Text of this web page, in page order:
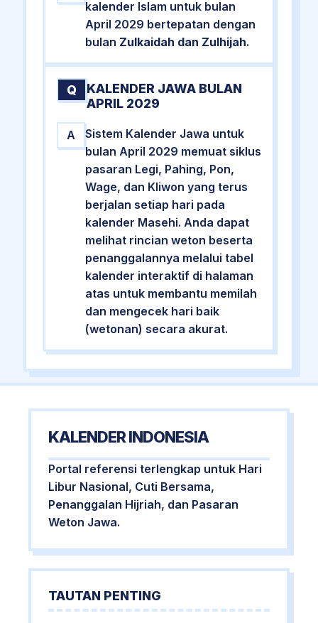
kalender Islam untuk bulan
April 2029 bertepatan dengan
bulan Zulkaidah dan Zulhijah.
Q
KALENDER JAWA BULAN
APRIL 2029
A
Sistem Kalender Jawa untuk
bulan April 2029 memuat siklus
pasaran Legi, Pahing, Pon,
Wage, dan Kliwon yang terus
berjalan setiap hari pada
kalender Masehi. Anda dapat
melihat rincian weton beserta
penanggalannya melalui tabel
kalender interaktif di halaman
atas untuk membantu memilah
dan mengecek hari baik
(wetonan) secara akurat.
KALENDER INDONESIA
Portal referensi terlengkap untuk Hari
Libur Nasional, Cuti Bersama,
Penanggalan Hijriah, dan Pasaran
Weton Jawa.
TAUTAN PENTING